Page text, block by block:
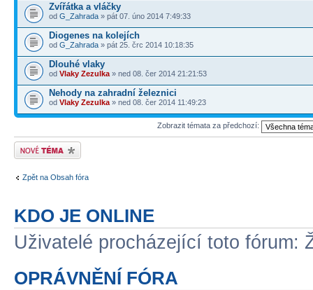
Zvířátka a vláčky
od G_Zahrada » pát 07. úno 2014 7:49:33
Diogenes na kolejích
od G_Zahrada » pát 25. črc 2014 10:18:35
Dlouhé vlaky
od Vlaky Zezulka » ned 08. čer 2014 21:21:53
Nehody na zahradní železnici
od Vlaky Zezulka » ned 08. čer 2014 11:49:23
Zobrazit témata za předchozí:
Odeslat nové téma
Zpět na Obsah fóra
KDO JE ONLINE
Uživatelé procházející toto fórum:
OPRÁVNĚNÍ FÓRA